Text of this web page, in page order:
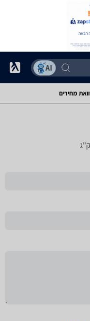
מחירים